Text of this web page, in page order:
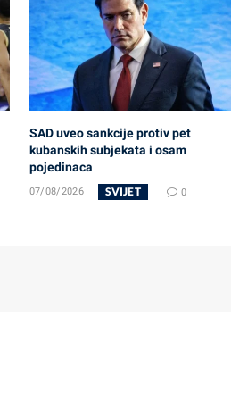
SAD uveo sankcije protiv pet
kubanskih subjekata i osam
pojedinaca
07/08/2026 SVIJET 0